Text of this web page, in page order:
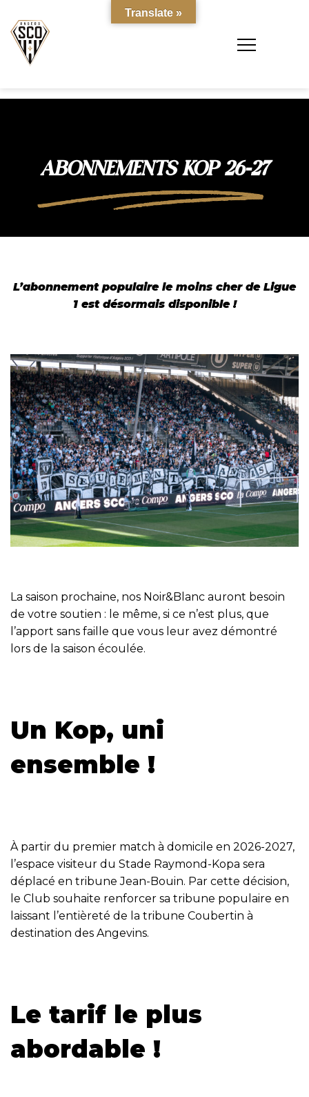
ABONNEMENTS KOP 26-27
L’abonnement populaire le moins cher de Ligue
1 est désormais disponible !
La saison prochaine, nos Noir&Blanc auront besoin
de votre soutien : le même, si ce n’est plus, que
l’apport sans faille que vous leur avez démontré
lors de la saison écoulée.
Un Kop, uni
ensemble !
À partir du premier match à domicile en 2026-2027,
l’espace visiteur du Stade Raymond-Kopa sera
déplacé en tribune Jean-Bouin. Par cette décision,
le Club souhaite renforcer sa tribune populaire en
laissant l’entièreté de la tribune Coubertin à
destination des Angevins.
Le tarif le plus
abordable !
Translate »